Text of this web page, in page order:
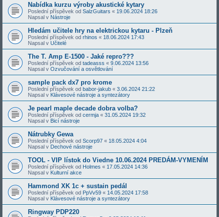
Nabídka kurzu výroby akustické kytary
Poslední příspěvek od SalzGuitars « 19.06.2024 18:26
Napsal v Nástroje
Hledám učitele hry na elektrickou kytaru - Plzeň
Poslední příspěvek od rhinos « 18.06.2024 17:43
Napsal v Učitelé
The T. Amp E-1500 - Jaké repro???
Poslední příspěvek od tadeasss « 9.06.2024 13:56
Napsal v Ozvučování a osvětlování
sample pack dx7 pro krome
Poslední příspěvek od babor-jakub « 3.06.2024 21:22
Napsal v Klávesové nástroje a syntezátory
Je pearl maple decade dobra volba?
Poslední příspěvek od cermja « 31.05.2024 19:32
Napsal v Bicí nástroje
Nátrubky Gewa
Poslední příspěvek od Scorp97 « 18.05.2024 4:04
Napsal v Dechové nástroje
TOOL - VIP lístok do Viedne 10.06.2024 PREDÁM-VYMENÍM
Poslední příspěvek od Holmes « 17.05.2024 14:36
Napsal v Kulturní akce
Hammond XK 1c + sustain pedál
Poslední příspěvek od PpVv59 « 14.05.2024 17:58
Napsal v Klávesové nástroje a syntezátory
Ringway PDP220